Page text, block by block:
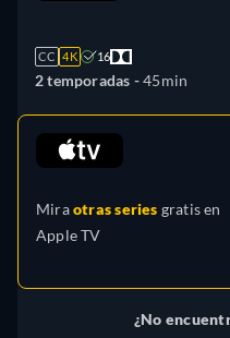
CC 4K 16
2 temporadas -45min
Miraotras series gratis en
Apple TV
¿No